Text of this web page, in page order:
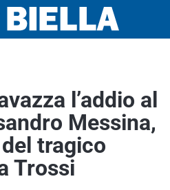
l’addio al
Messina,
tragico
Trossi